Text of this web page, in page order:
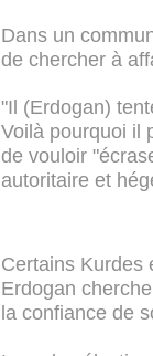
Dans un
de chercher à
"Il (Erdogan)
Voilà pourquoi il
de vouloir
autoritaire et
Certains Kurdes
Erdogan
la confiance de